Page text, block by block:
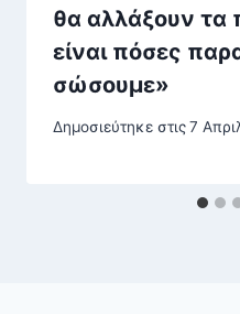
θα αλλάξουν τα
είναι πόσες
σώσουμε»
Δημοσιεύτηκε στις7